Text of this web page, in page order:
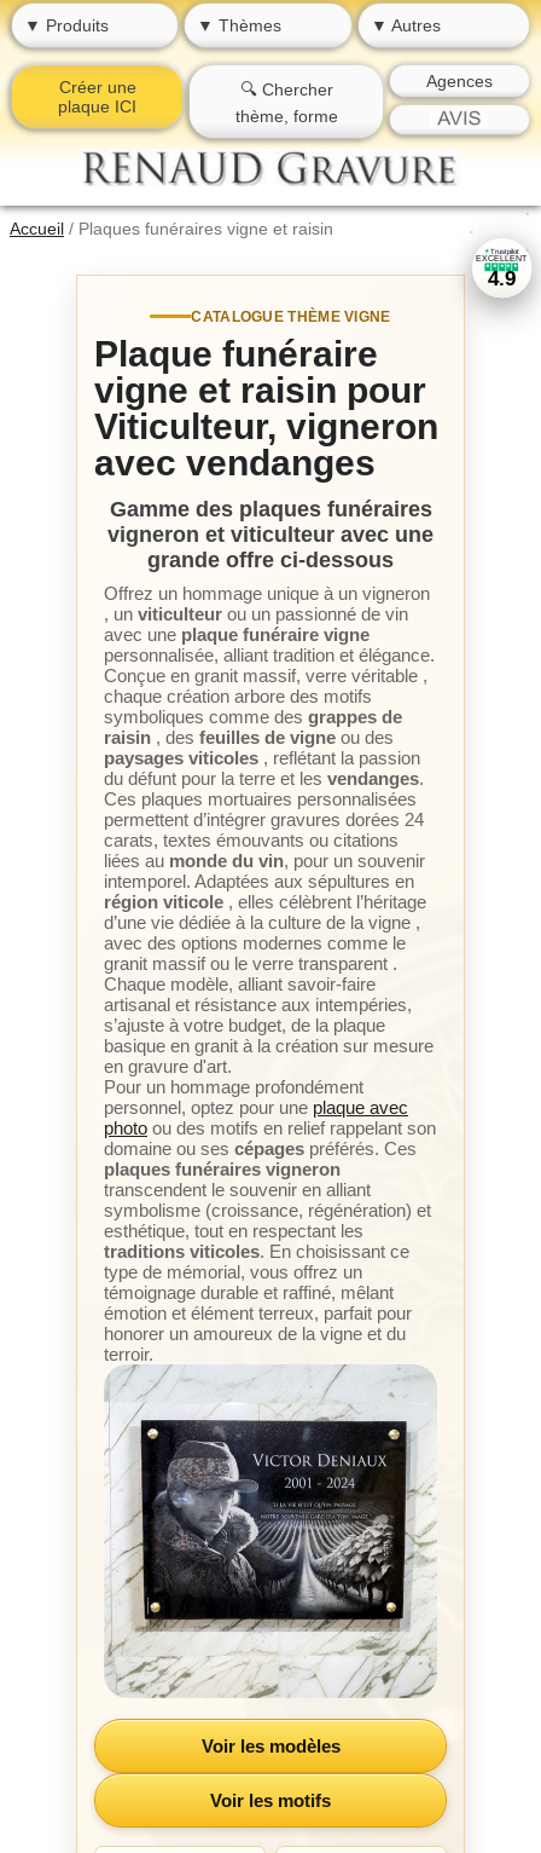
▼ Produits ▼ Thèmes ▼ Autres
Créer une
plaque ICI
🔍 Chercher
thème, forme
Agences
Accueil / Plaques funéraires vigne et raisin
★
★★ Trustpilot
EXCELLENT
★ ★ ★ ★ ★
4.9
CATALOGUE THÈME VIGNE
Plaque funéraire
vigne et raisin pour
Viticulteur, vigneron
avec vendanges
Gamme des plaques funéraires
vigneron et viticulteur avec une
grande offre ci-dessous
Offrez un hommage unique à un vigneron
, un viticulteur ou un passionné de vin
avec une plaque funéraire vigne
personnalisée, alliant tradition et élégance.
Conçue en granit massif, verre véritable ,
chaque création arbore des motifs
symboliques comme des grappes de
raisin , des feuilles de vigne ou des
paysages viticoles , reflétant la passion
du défunt pour la terre et les vendanges.
Ces plaques mortuaires personnalisées
permettent d’intégrer gravures dorées 24
carats, textes émouvants ou citations
liées au monde du vin, pour un souvenir
intemporel. Adaptées aux sépultures en
région viticole , elles célèbrent l’héritage
d’une vie dédiée à la culture de la vigne ,
avec des options modernes comme le
granit massif ou le verre transparent .
Chaque modèle, alliant savoir-faire
artisanal et résistance aux intempéries,
s’ajuste à votre budget, de la plaque
basique en granit à la création sur mesure
en gravure d'art.
Pour un hommage profondément
personnel, optez pour une plaque avec
photo ou des motifs en relief rappelant son
domaine ou ses cépages préférés. Ces
plaques funéraires vigneron
transcendent le souvenir en alliant
symbolisme (croissance, régénération) et
esthétique, tout en respectant les
traditions viticoles. En choisissant ce
type de mémorial, vous offrez un
témoignage durable et raffiné, mêlant
émotion et élément terreux, parfait pour
honorer un amoureux de la vigne et du
terroir.
Voir les modèles
Voir les motifs